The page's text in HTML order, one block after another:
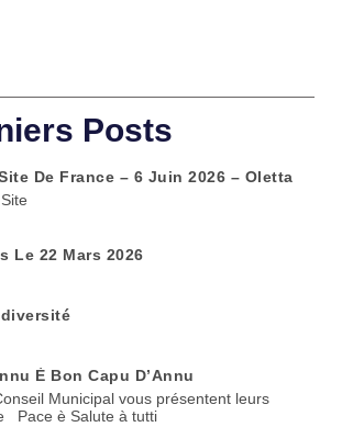
Posts
De France – 6 Juin 2026 – Oletta
Le 22 Mars 2026
È Bon Capu D’Annu
Municipal vous présentent leurs
Pace è Salute à tutti